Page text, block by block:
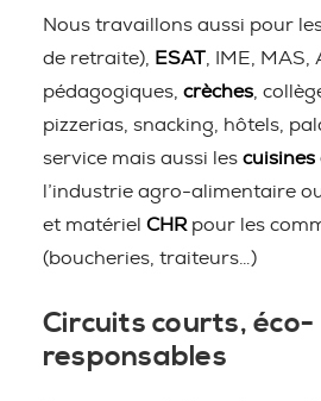
Nous travaillons aussi pour
de retraite),
ESAT , IME,
pédagogiques, crèches ,
pizzerias, snacking, hôtels,
service mais aussi les cuisines
l’industrie agro-alimentaire
et matériel CHR pour les
(boucheries, traiteurs…)
Circuits courts, éco-
responsables